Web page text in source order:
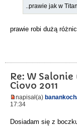
..prawie jak w
prawie robi dużą
Re: W
Ciovo 2011
napisał(a)
17:34
Dosiadam się z